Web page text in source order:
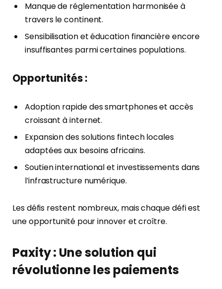
Manque de réglementation harmonisée à
travers le continent.
Sensibilisation et éducation financière encore
insuffisantes parmi certaines populations.
Opportunités :
Adoption rapide des smartphones et accès
croissant à internet.
Expansion des solutions fintech locales
adaptées aux besoins africains.
Soutien international et investissements dans
l’infrastructure numérique.
Les défis restent nombreux, mais chaque défi est
une opportunité pour innover et croître.
Paxity : Une solution qui
révolutionne les paiements